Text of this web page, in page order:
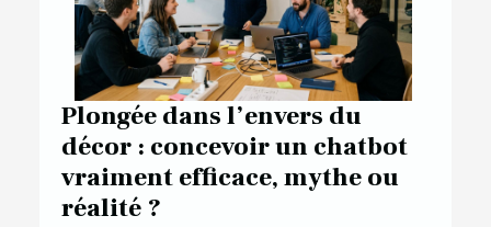
Plongée dans l’envers du
décor : concevoir un chatbot
vraiment efficace, mythe ou
réalité ?